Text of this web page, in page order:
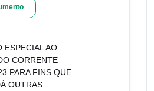
ESPECIAL AO
CORRENTE
PARA FINS QUE
OUTRAS